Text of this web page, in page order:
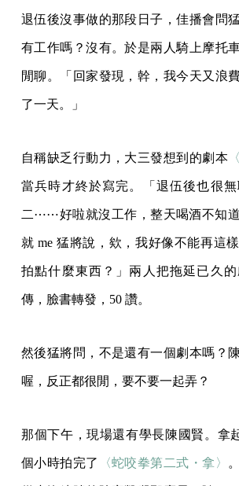
退伍後沒事做的那段日子，佳播會問
有工作嗎？沒有。於是兩人騎上摩托
閒聊。「回家發現，幹，我今天又浪
了一天。」
自稱缺乏行動力，大三發想到的劇本
當兵時才終於寫完。「退伍後也很無
二⋯⋯好啦就沒工作，整天喝酒不知
就 me 猛將說，欸，我好像不能再這
拍點什麼東西？」兩人把拖延已久
傳，臉書轉發，50 讚。
然後猛將問，不是還有一個劇本嗎？
喔，反正都很閒，要不要一起弄？
那個下午，現場還有學長陳國賢。拿
個小時拍完了 〈蛇咬拳第二式・拿〉